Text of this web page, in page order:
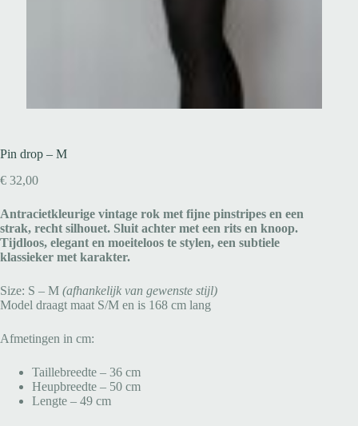
Pin drop – M
€ 32,00
Antracietkleurige vintage rok met fijne pinstripes en een
strak, recht silhouet. Sluit achter met een rits en knoop.
Tijdloos, elegant en moeiteloos te stylen, een subtiele
klassieker met karakter.
Size: S – M (afhankelijk van gewenste stijl)
Model draagt maat S/M en is 168 cm lang
Afmetingen in cm:
Taillebreedte – 36 cm
Heupbreedte – 50 cm
Lengte – 49 cm